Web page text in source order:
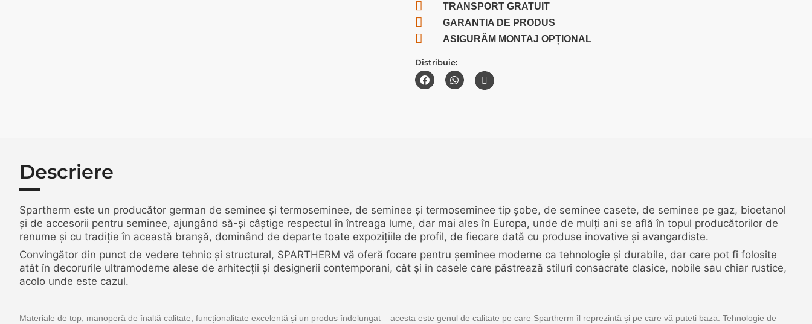
TRANSPORT GRATUIT
GARANTIA DE PRODUS
ASIGURĂM MONTAJ OPȚIONAL
Distribuie:
Descriere
Spartherm este un producător german de seminee și termoseminee, de seminee și termoseminee tip șobe, de seminee casete, de seminee pe gaz, bioetanol
și de accesorii pentru seminee, ajungând să-și câștige respectul în întreaga lume, dar mai ales în Europa, unde de mulți ani se află în topul producătorilor de
renume și cu tradiție în această branșă, dominând de departe toate expozițiile de profil, de fiecare dată cu produse inovative și avangardiste.
Convingător din punct de vedere tehnic și structural, SPARTHERM vă oferă focare pentru șeminee moderne ca tehnologie și durabile, dar care pot fi folosite
atât în decorurile ultramoderne alese de arhitecții și designerii contemporani, cât și în casele care păstrează stiluri consacrate clasice, nobile sau chiar rustice,
acolo unde este cazul.
Materiale de top, manoperă de înaltă calitate, funcționalitate excelentă și un produs îndelungat – acesta este genul de calitate pe care Spartherm îl reprezintă și pe care vă puteți baza. Tehnologie de